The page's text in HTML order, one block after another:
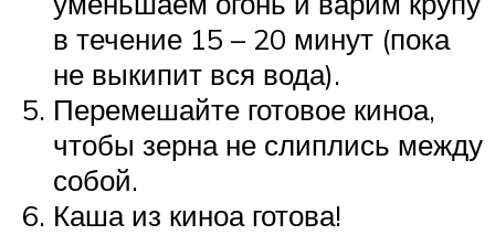
в течение 15 – 20 минут (пока
не выкипит вся вода).
Перемешайте готовое киноа,
чтобы зерна не слиплись между
собой.
Каша из киноа готова!